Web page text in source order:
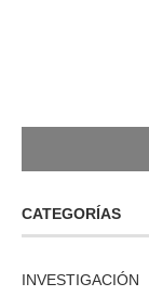
CATEGORÍAS
INVESTIGACIÓN